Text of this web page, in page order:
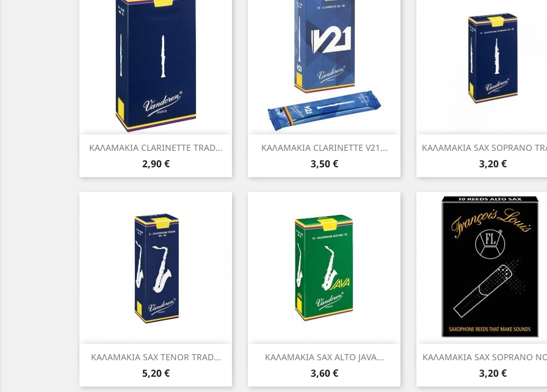
ΚΑΛΑΜΑΚΙΑ CLARINETTE TRAD...
Τιμή
2,90 €
Γρήγορη προβολή ΚΑΛΑΜΑΚΙΑ CLARINETTE V21...
Τιμή
3,50 €
Γρήγορη προβολή ΚΑΛΑΜΑΚΙΑ SAX SOPRANO
Τιμή
3,20 €
Γρήγορη προβολή
ΚΑΛΑΜΑΚΙΑ SAX TENOR TRAD...
Τιμή
5,20 €
Γρήγορη προβολή ΚΑΛΑΜΑΚΙΑ SAX ALTO JAVA...
Τιμή
3,60 €
Γρήγορη προβολή ΚΑΛΑΜΑΚΙΑ SAX SOPRANO
Τιμή
3,20 €
Γρήγορη προβολή